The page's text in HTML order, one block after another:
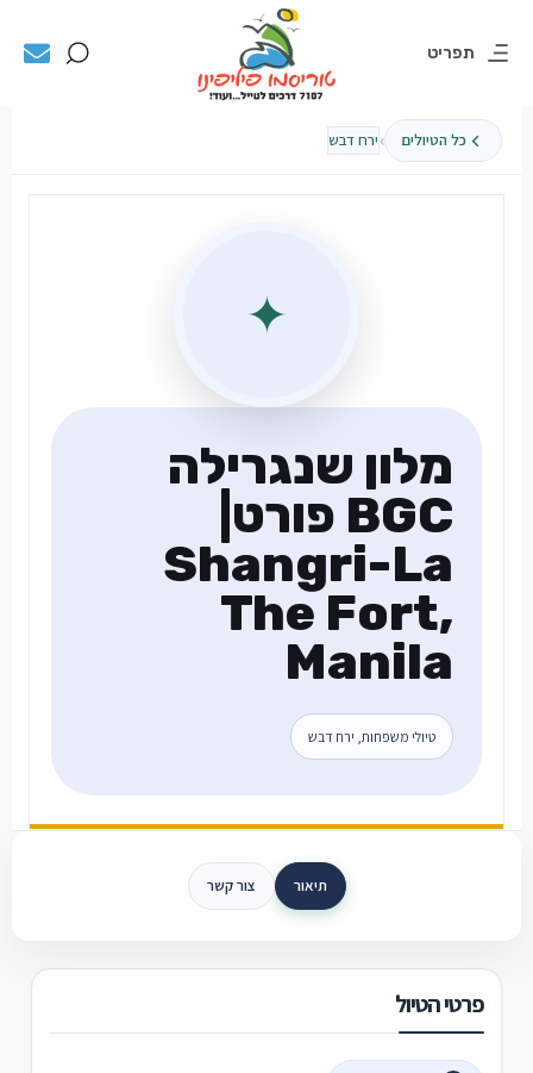
תפריט
כל הטיולים ›ירח דבש
מלון שנגרילה
BGC פורט|
Shangri-La
The Fort,
Manila
טיולי משפחות, ירח דבש
✦
תיאור צור קשר
פרטי הטיול